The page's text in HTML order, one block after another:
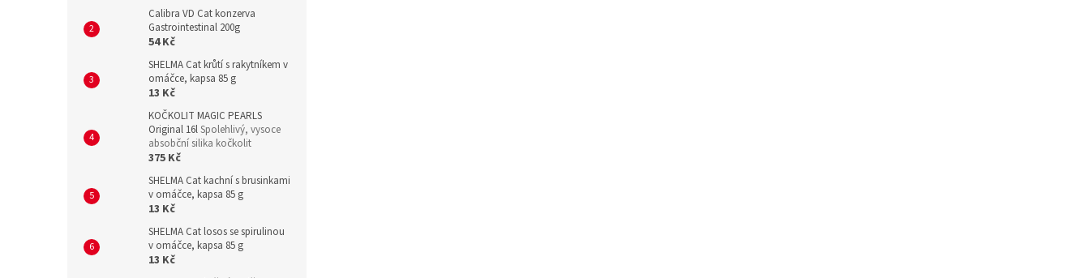
Calibra VD Cat konzerva
Gastrointestinal 200g
54 Kč
SHELMA Cat krůtí s rakytníkem v
omáčce, kapsa 85 g
13 Kč
KOČKOLIT MAGIC PEARLS
Original 16lSpolehlivý, vysoce
absobční silika kočkolit
375 Kč
SHELMA Cat kachní s brusinkami
v omáčce, kapsa 85 g
13 Kč
SHELMA Cat losos se spirulinou
v omáčce, kapsa 85 g
13 Kč